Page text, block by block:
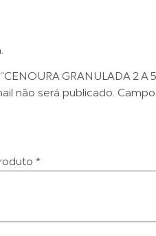
GRANULADA 2 A
não será publicado.
*